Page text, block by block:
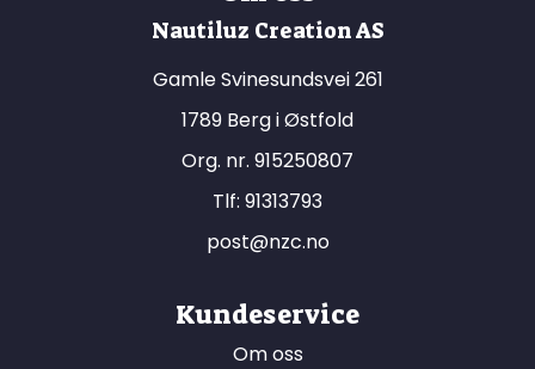
Nautiluz Creation AS
Gamle Svinesundsvei 261
1789 Berg i Østfold
Org. nr. 915250807
Tlf: 91313793
post@nzc.no
Kundeservice
Om oss